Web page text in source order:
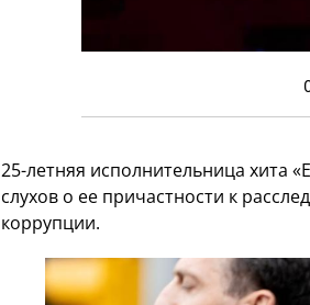
25-летняя исполнительница хита
слухов о ее причастности к
коррупции.